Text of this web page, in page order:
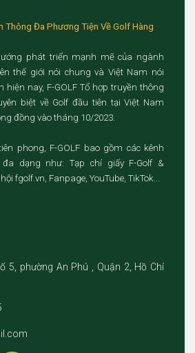
Thông Đa Phương Tiện Về Golf Hàng
phát triển mạnh mẽ của ngành
thế giới nói chung và Việt Nam nói
hiện nay, F-GOLF Tổ hợp truyền thông
biệt về Golf đầu tiên tại Việt Nam
đồng vào tháng 10/2023.
phong, F-GOLF bao gồm các kênh
dạng như: Tạp chí giấy F-Golf &
fgolf.vn, Fanpage, YouTube, TikTok...
5, phường An Phú , Quận 2, Hồ Chí